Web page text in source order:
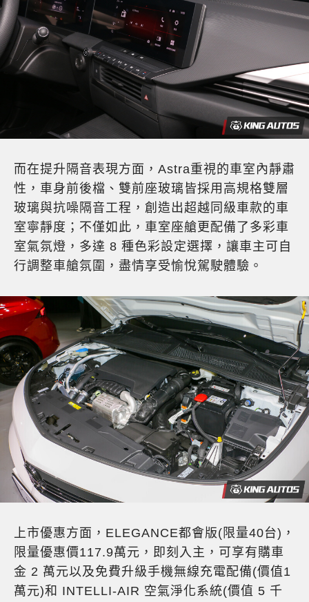
而在提升隔音表現方面，Astra重視的車室內靜肅
性，車身前後檔、雙前座玻璃皆採用高規格雙層
玻璃與抗噪隔音工程，創造出超越同級車款的車
室寧靜度；不僅如此，車室座艙更配備了多彩車
室氣氛燈，多達 8 種色彩設定選擇，讓車主可自
行調整車艙氛圍，盡情享受愉悅駕駛體驗。
上市優惠方面，ELEGANCE都會版(限量40台)，
限量優惠價117.9萬元，即刻入主，可享有購車
金 2 萬元以及免費升級手機無線充電配備(價值1
萬元)和 INTELLI-AIR 空氣淨化系統(價值 5 千